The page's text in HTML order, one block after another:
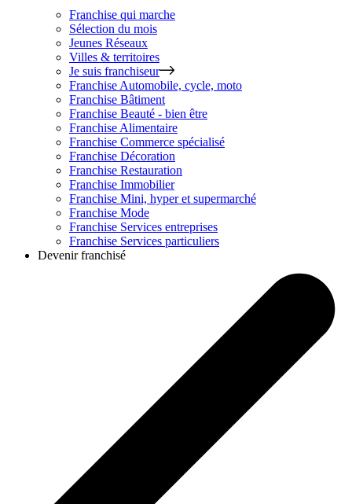
Franchise qui marche
Sélection du mois
Jeunes Réseaux
Villes & territoires
Je suis franchiseur
Franchise Automobile, cycle, moto
Franchise Bâtiment
Franchise Beauté - bien être
Franchise Alimentaire
Franchise Commerce spécialisé
Franchise Décoration
Franchise Restauration
Franchise Immobilier
Franchise Mini, hyper et supermarché
Franchise Mode
Franchise Services entreprises
Franchise Services particuliers
Devenir franchisé